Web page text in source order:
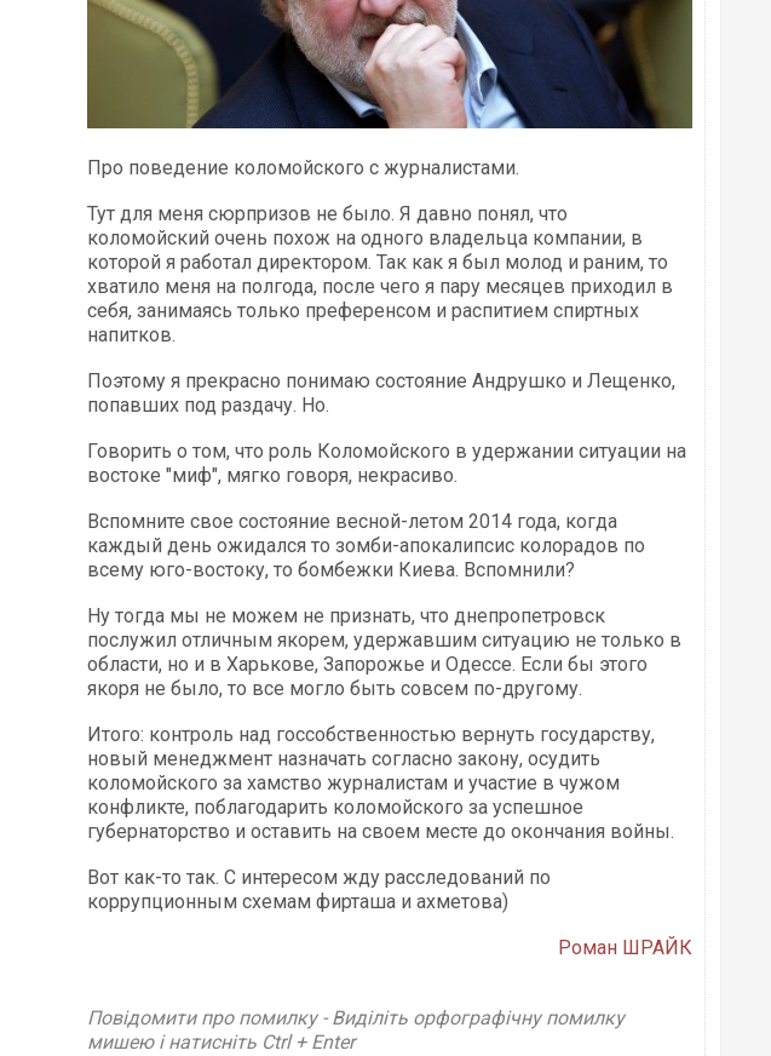
Про поведение коломойского с журналистами.
Тут для меня сюрпризов не было. Я давно понял, что
коломойский очень похож на одного владельца компании, в
которой я работал директором. Так как я был молод и раним, то
хватило меня на полгода, после чего я пару месяцев приходил в
себя, занимаясь только преференсом и распитием спиртных
напитков.
Поэтому я прекрасно понимаю состояние Андрушко и Лещенко,
попавших под раздачу. Но.
Говорить о том, что роль Коломойского в удержании ситуации на
востоке "миф", мягко говоря, некрасиво.
Вспомните свое состояние весной-летом 2014 года, когда
каждый день ожидался то зомби-апокалипсис колорадов по
всему юго-востоку, то бомбежки Киева. Вспомнили?
Ну тогда мы не можем не признать, что днепропетровск
послужил отличным якорем, удержавшим ситуацию не только в
области, но и в Харькове, Запорожье и Одессе. Если бы этого
якоря не было, то все могло быть совсем по-другому.
Итого: контроль над госсобственностью вернуть государству,
новый менеджмент назначать согласно закону, осудить
коломойского за хамство журналистам и участие в чужом
конфликте, поблагодарить коломойского за успешное
губернаторство и оставить на своем месте до окончания войны.
Вот как-то так. С интересом жду расследований по
коррупционным схемам фирташа и ахметова)
Роман ШРАЙК
Повідомити про помилку - Виділіть орфографічну помилку
мишею і натисніть Ctrl + Enter